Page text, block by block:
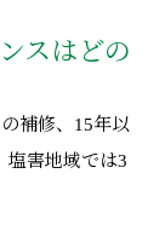
スはどの
補修、15年以
塩害地域では3